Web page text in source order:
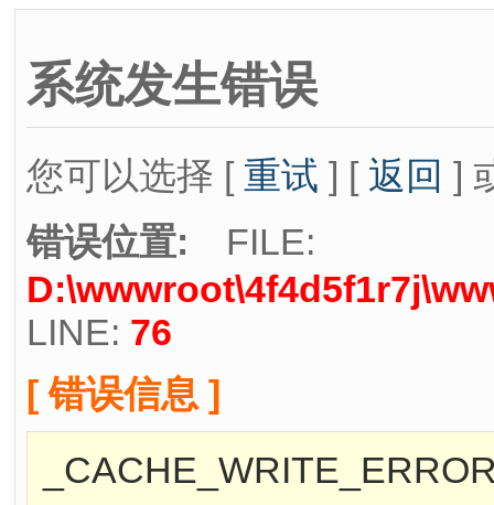
系统发生错误
您可以选择 [ 重试 ] [ 返回 ]
错误位置: FILE:
LINE: 76
[ 错误信息 ]